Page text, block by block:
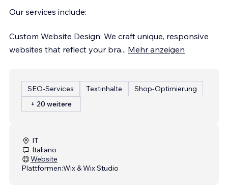
Our services include:
Custom Website Design: We craft unique, responsive
websites that reflect your bra... Mehr anzeigen
SEO-Services Textinhalte
Shop-Optimierung
+ 20 weitere
IT
Italiano
Website
Plattformen:Wix & Wix Studio